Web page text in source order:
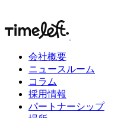
会社概要
ニュースルーム
コラム
採用情報
パートナーシップ